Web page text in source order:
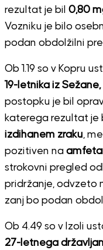
rezultat je bil 0,80
Vozniku je bilo
podan obdolžilni
Ob 1.19 so v Kopru
19-letnika iz
postopku je bil
katerega rezultat je
izdihanem zraku,
pozitiven na
strokovni pregled
pridržanje, odvzeto
zanj bo podan
Ob 4.49 so v Izoli
27-letnega